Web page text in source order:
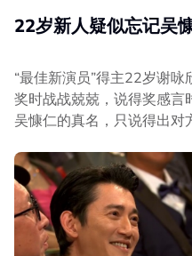
22岁新人疑似忘记吴
“最佳新演员”得主22岁谢
奖时战战兢兢，说得奖感言
吴慷仁的真名，只说得出对